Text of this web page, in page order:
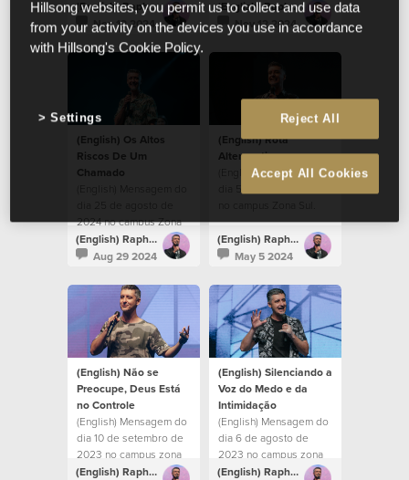
nuestros devocionales,
durante la temporada
de Corazón por la
Misión 2024.
(English) Raphael Galante
Nov 12 2024
comunidade saudável.
(English) Raphael Galante
Nov 12 2024
(English) Os Altos
Riscos De Um
Chamado
(English) Mensagem do
dia 25 de agosto de
2024 no campus Zona
Sul.
(English) Raphael Galante
Aug 29 2024
(English) Rota
Alteranativa
(English) Mensagem do
(English) Raphael Galante
May 5 2024
(English) Não se
Preocupe, Deus Está
no Controle
(English) Mensagem do
dia 10 de setembro de
2023 no campus zona
sul
(English) Raphael Galante
(English) Silenciando a
Voz do Medo e da
Intimidação
(English) Mensagem do
dia 6 de agosto de
2023 no campus zona
sul
(English) Raphael Galante
Hillsong websites, you permit us to collect and use data
from your activity on the devices you use in accordance
with Hillsong's Cookie Policy.
Reject All
Accept All Cookies
Settings